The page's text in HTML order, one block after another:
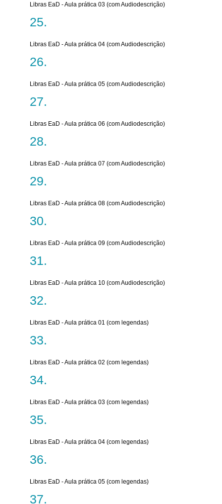
Libras EaD - Aula prática 03 (com Audiodescrição)
Libras EaD - Aula prática 04 (com Audiodescrição)
Libras EaD - Aula prática 05 (com Audiodescrição)
Libras EaD - Aula prática 06 (com Audiodescrição)
Libras EaD - Aula prática 07 (com Audiodescrição)
Libras EaD - Aula prática 08 (com Audiodescrição)
Libras EaD - Aula prática 09 (com Audiodescrição)
Libras EaD - Aula prática 10 (com Audiodescrição)
Libras EaD - Aula prática 01 (com legendas)
Libras EaD - Aula prática 02 (com legendas)
Libras EaD - Aula prática 03 (com legendas)
Libras EaD - Aula prática 04 (com legendas)
Libras EaD - Aula prática 05 (com legendas)